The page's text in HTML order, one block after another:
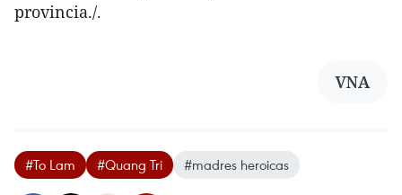
provincia./.
VNA
#To Lam #Quang Tri #madres heroicas